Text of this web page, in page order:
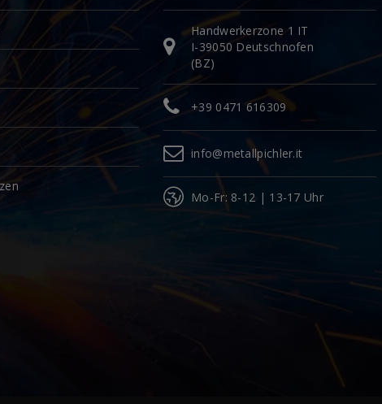
Handwerkerzone 1 IT
I-39050 Deutschnofen
(BZ)
+39 0471 616309
info@metallpichler.it
Mo-Fr: 8-12 | 13-17 Uhr